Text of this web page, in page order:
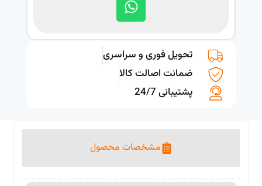
تحویل فوری و سراسری
ضمانت اصالت کالا
پشتیبانی 24/7
مشخصات محصول